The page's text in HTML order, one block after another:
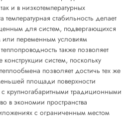
и в низкотемпературных
температурная стабильность делает
для систем, подвергающихся
или переменным условиям
также позволяет
систем, поскольку
позволяет достичь тех же
площади поверхности
крупногабаритными традиционными
в экономии пространства
с ограниченным местом